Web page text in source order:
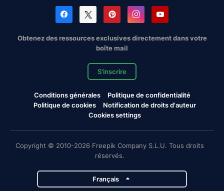
Obtenez des ressources exclusives directement dans votre
boîte mail
S'inscrire
Conditions générales
Politique de confidentialité
Politique de cookies
Notification de droits d'auteur
Cookies settings
Copyright © 2010-2026 Freepik Company S.L.U. Tous droits
réservés.
Français